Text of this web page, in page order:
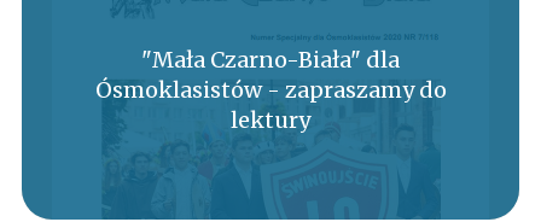
"Mała Czarno-Biała" dla
Ósmoklasistów - zapraszamy do
lektury